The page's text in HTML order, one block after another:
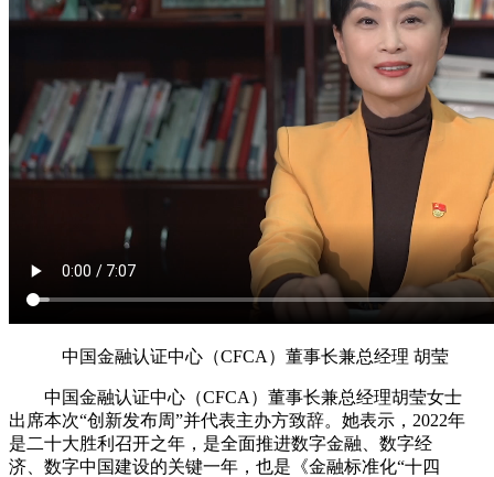
中国金融认证中心（CFCA） 董事长兼总经理 胡莹
中国金融认证中心（CFCA）董事长兼总经理胡莹女士
出席本次“创新发布周”并代表主办方致辞。她表示，2022年
是二十大胜利召开之年，是全面推进数字金融、数字经
济、数字中国建设的关键一年，也是《金融标准化“十四